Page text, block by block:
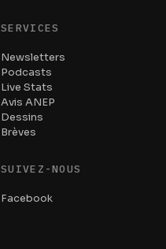
SERVICES
Newsletters
Podcasts
Live Stats
Avis ANEP
Dessins
Brèves
SUIVEZ-NOUS
Facebook